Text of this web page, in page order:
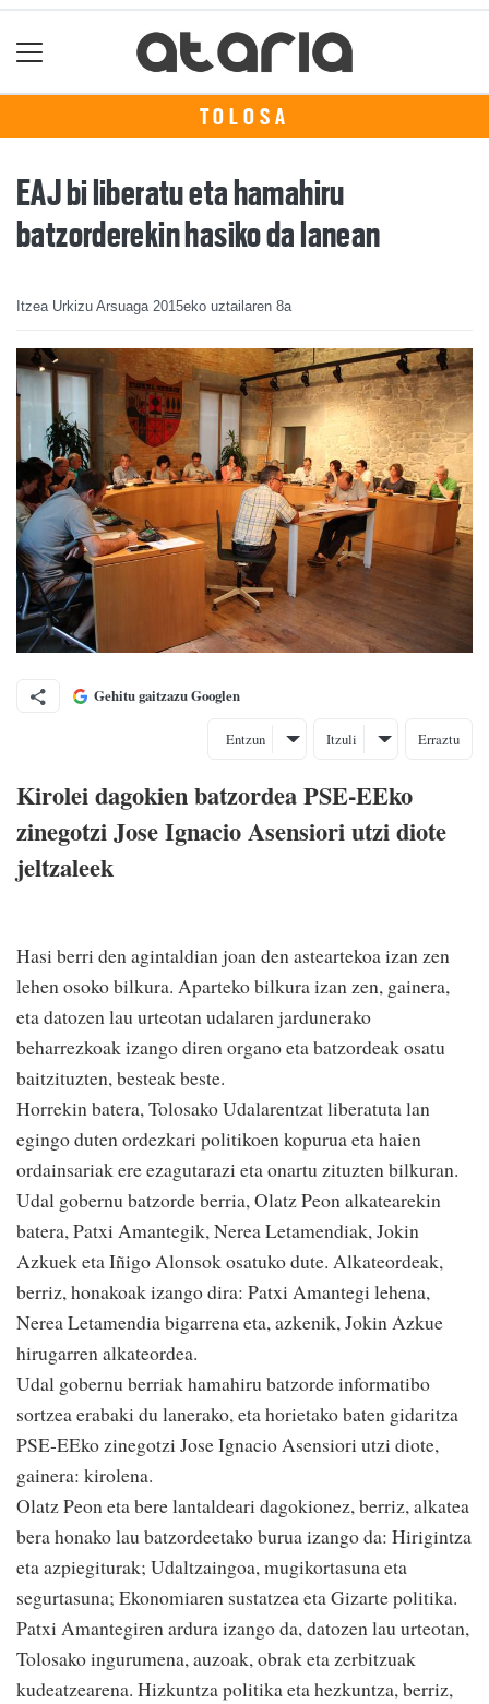
TOLOSA
EAJ bi liberatu eta hamahiru
batzorderekin hasiko da lanean
Itzea Urkizu Arsuaga 2015eko uztailaren 8a
Gehitu gaitzazu Googlen
Entzun Itzuli Erraztu
Kirolei dagokien batzordea PSE-EEko
zinegotzi Jose Ignacio Asensiori utzi diote
jeltzaleek
Hasi berri den agintaldian joan den asteartekoa izan zen
lehen osoko bilkura. Aparteko bilkura izan zen, gainera,
eta datozen lau urteotan udalaren jardunerako
beharrezkoak izango diren organo eta batzordeak osatu
baitzituzten, besteak beste.
Horrekin batera, Tolosako Udalarentzat liberatuta lan
egingo duten ordezkari politikoen kopurua eta haien
ordainsariak ere ezagutarazi eta onartu zituzten bilkuran.
Udal gobernu batzorde berria, Olatz Peon alkatearekin
batera, Patxi Amantegik, Nerea Letamendiak, Jokin
Azkuek eta Iñigo Alonsok osatuko dute. Alkateordeak,
berriz, honakoak izango dira: Patxi Amantegi lehena,
Nerea Letamendia bigarrena eta, azkenik, Jokin Azkue
hirugarren alkateordea.
Udal gobernu berriak hamahiru batzorde informatibo
sortzea erabaki du lanerako, eta horietako baten gidaritza
PSE-EEko zinegotzi Jose Ignacio Asensiori utzi diote,
gainera: kirolena.
Olatz Peon eta bere lantaldeari dagokionez, berriz, alkatea
bera honako lau batzordeetako burua izango da: Hirigintza
eta azpiegiturak; Udaltzaingoa, mugikortasuna eta
segurtasuna; Ekonomiaren sustatzea eta Gizarte politika.
Patxi Amantegiren ardura izango da, datozen lau urteotan,
Tolosako ingurumena, auzoak, obrak eta zerbitzuak
kudeatzearena. Hizkuntza politika eta hezkuntza, berriz,